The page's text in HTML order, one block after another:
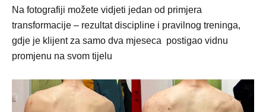
Na fotografiji možete vidjeti jedan od primjera
transformacije – rezultat discipline i pravilnog treninga,
gdje je klijent za samo dva mjeseca postigao vidnu
promjenu na svom tijelu